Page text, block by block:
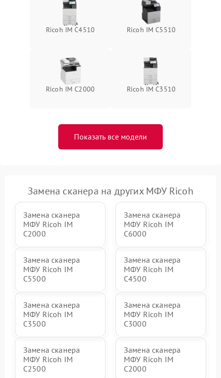
Ricoh IM C4510 Ricoh IM C5510
Ricoh IM C2000 Ricoh IM C3510
Показать все модели
Замена сканера на других МФУ Ricoh
Замена сканера
МФУ Ricoh IM
C2000
Замена сканера
МФУ Ricoh IM
C6000
Замена сканера
МФУ Ricoh IM
C5500
Замена сканера
МФУ Ricoh IM
C4500
Замена сканера
МФУ Ricoh IM
C3500
Замена сканера
МФУ Ricoh IM
C3000
Замена сканера
МФУ Ricoh IM
C2500
Замена сканера
МФУ Ricoh IM
C2000